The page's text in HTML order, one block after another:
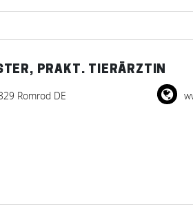
PRAKT. TIERÄRZTIN
Romrod DE